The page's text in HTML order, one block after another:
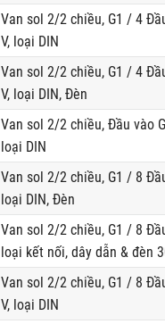
Van sol 2/2 chiều, G1 / 4
V, loại DIN
Van sol 2/2 chiều, G1 / 4
V, loại DIN, Đèn
Van sol 2/2 chiều, Đầu vào
loại DIN
Van sol 2/2 chiều, G1 / 8
loại DIN, Đèn
Van sol 2/2 chiều, G1 / 8
loại kết nối, dây dẫn & đèn
Van sol 2/2 chiều, G1 / 8
V, loại DIN